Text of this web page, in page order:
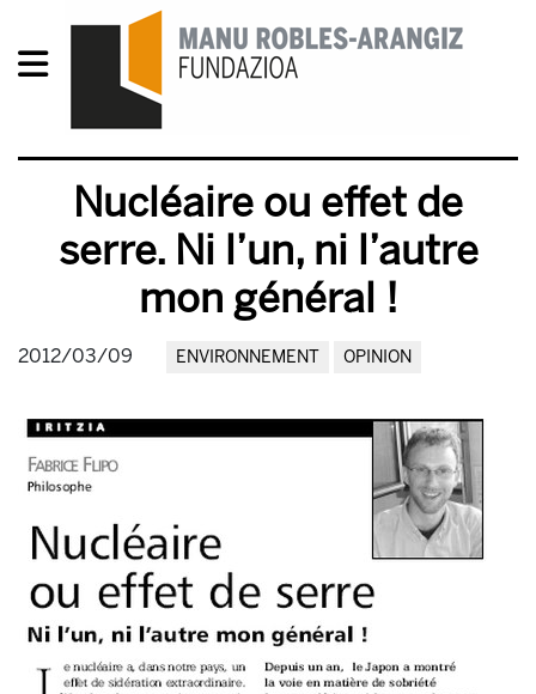
Nucléaire ou effet de
serre. Ni l’un, ni l’autre
mon général !
2012/03/09 ENVIRONNEMENT OPINION